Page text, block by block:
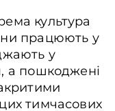
культура
працюють у
у
а пошкоджені
тимчасових